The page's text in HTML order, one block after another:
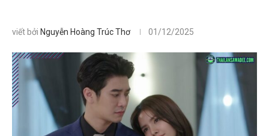
viết bởi Nguyễn Hoàng Trúc Thơ 01/12/2025